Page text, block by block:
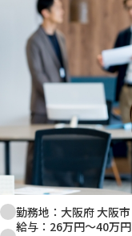
勤務地： 大阪府 大阪市
給与： 26万円～40万円